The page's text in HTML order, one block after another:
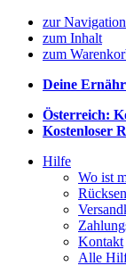
zur Navigation
zum Inhalt
zum
Deine
Österreich:
Kostenloser
Hilfe
Wo ist
Kontakt
Alle